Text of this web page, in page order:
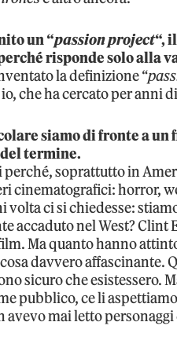
un “passion project“,
risponde solo alla
la definizione “
che ha cercato per anni
siamo di fronte a
termine.
soprattutto in
cinematografici: horror,
volta ci si chiedesse:
accaduto nel West? Clint
Ma quanto hanno
davvero
sicuro che esistessero.
pubblico, ce li
avevo mai letto